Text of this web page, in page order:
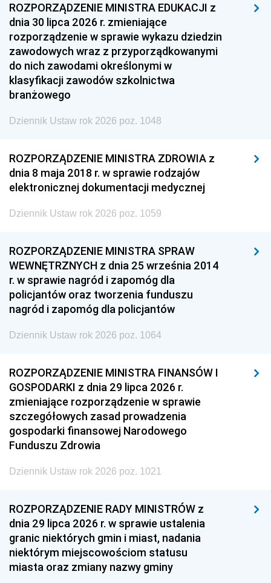
ROZPORZĄDZENIE MINISTRA EDUKACJI z
dnia 30 lipca 2026 r. zmieniające
rozporządzenie w sprawie wykazu dziedzin
zawodowych wraz z przyporządkowanymi
do nich zawodami określonymi w
klasyfikacji zawodów szkolnictwa
branżowego
Dziennik Ustaw rok 2026 poz. 1048
ROZPORZĄDZENIE MINISTRA ZDROWIA z
dnia 8 maja 2018 r. w sprawie rodzajów
elektronicznej dokumentacji medycznej
Dziennik Ustaw rok 2026 poz. 1059
ROZPORZĄDZENIE MINISTRA SPRAW
WEWNĘTRZNYCH z dnia 25 września 2014
r. w sprawie nagród i zapomóg dla
policjantów oraz tworzenia funduszu
nagród i zapomóg dla policjantów
Dziennik Ustaw rok 2026 poz. 1064
ROZPORZĄDZENIE MINISTRA FINANSÓW I
GOSPODARKI z dnia 29 lipca 2026 r.
zmieniające rozporządzenie w sprawie
szczegółowych zasad prowadzenia
gospodarki finansowej Narodowego
Funduszu Zdrowia
Dziennik Ustaw rok 2026 poz. 1021
ROZPORZĄDZENIE RADY MINISTRÓW z
dnia 29 lipca 2026 r. w sprawie ustalenia
granic niektórych gmin i miast, nadania
niektórym miejscowościom statusu
miasta oraz zmiany nazwy gminy